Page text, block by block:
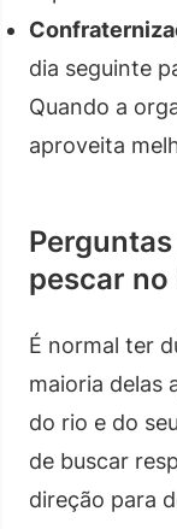
dia seguinte
Quando a
aproveita
pescar
É normal ter
maioria delas
do rio e do
de buscar
direção para